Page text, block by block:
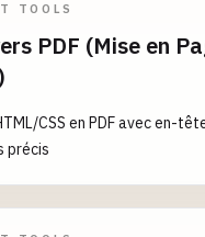
TOOLS
PDF (Mise en
CSS en PDF avec en-
précis